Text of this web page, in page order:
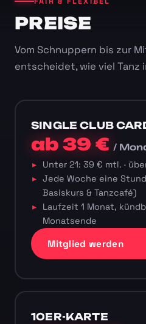
PREISE
Vom Schnuppern bis zur
entscheidet, wie viel Tanz
SINGLE CLUB
ab 39 €/
Unter 21: 39 € mtl. ·
Jede Woche eine
Basiskurs & Tanzcafé)
Laufzeit 1 Monat,
Monatsende
Mitglied werden
10ER-KARTE